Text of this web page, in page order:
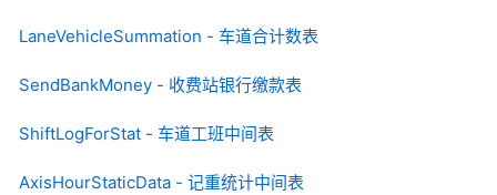
LaneVehicleSummation - 车道合计数表
SendBankMoney - 收费站银行缴款表
ShiftLogForStat - 车道工班中间表
AxisHourStaticData - 记重统计中间表